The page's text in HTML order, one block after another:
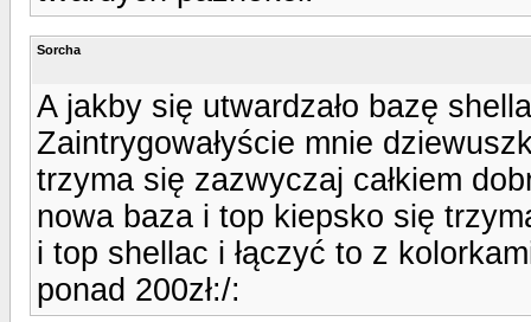
Sorcha
A jakby się utwardzało bazę
Zaintrygowałyście mnie
trzyma się zazwyczaj całkiem
nowa baza i top kiepsko się
i top shellac i łączyć to z
ponad 200zł:/: